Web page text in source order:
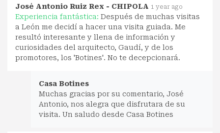
José Antonio Ruiz Rex - CHIPOLA 1 year ago
Experiencia fantástica: Después de muchas visitas
a León me decidí a hacer una visita guiada. Me
resultó interesante y llena de información y
curiosidades del arquitecto, Gaudí, y de los
promotores, los 'Botines'. No te decepcionará.
Casa Botines
Muchas gracias por su comentario, José
Antonio, nos alegra que disfrutara de su
visita. Un saludo desde Casa Botines